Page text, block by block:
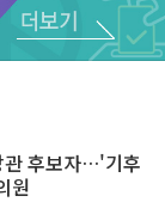
Unmute
관 후보자…'기후
원